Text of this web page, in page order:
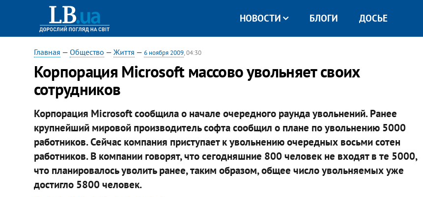
НОВОСТИ БЛОГИ ДОСЬЕ
Главная — Общество — Життя — 6 ноября 2009, 04:30
Корпорация Microsoft массово увольняет своих
сотрудников
Корпорация Microsoft сообщила о начале очередного раунда увольнений. Ранее
крупнейший мировой производитель софта сообщил о плане по увольнению 5000
работников. Сейчас компания приступает к увольнению очередных восьми сотен
работников. В компании говорят, что сегодняшние 800 человек не входят в те 5000,
что планировалось уволить ранее, таким образом, общее число увольняемых уже
достигло 5800 человек.